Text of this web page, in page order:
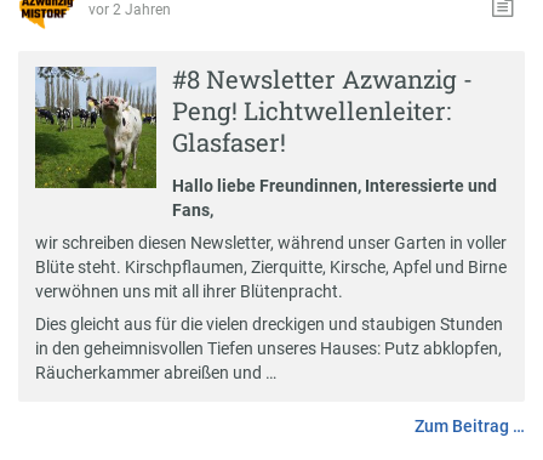
vor 2 Jahren
#8 Newsletter Azwanzig -
Peng! Lichtwellenleiter:
Glasfaser!
Hallo liebe Freundinnen, Interessierte und
Fans,
wir schreiben diesen Newsletter, während unser Garten in voller
Blüte steht. Kirschpflaumen, Zierquitte, Kirsche, Apfel und Birne
verwöhnen uns mit all ihrer Blütenpracht.
Dies gleicht aus für die vielen dreckigen und staubigen Stunden
in den geheimnisvollen Tiefen unseres Hauses: Putz abklopfen,
Räucherkammer abreißen und …
Zum Beitrag …